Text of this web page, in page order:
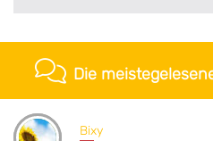
Die
Bixy